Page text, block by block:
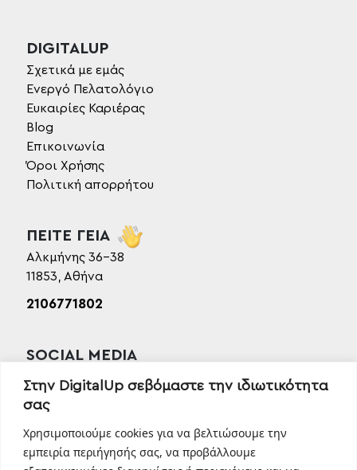
Στην DigitalUp σεβόμαστε την ιδιωτικότητα
σας
Χρησιμοποιούμε cookies για να βελτιώσουμε την
εμπειρία περιήγησής σας, να προβάλλουμε
DIGITALUP
Σχετικά με εμάς
Ενεργό Πελατολόγιο
Ευκαιρίες Καριέρας
Blog
Επικοινωνία
Όροι Χρήσης
Πολιτική απορρήτου
ΠΕΙΤΕ ΓΕΙΑ
Αλκμήνης 36-38
11853, Αθήνα
2106771802
SOCIAL MEDIA
Facebook
Instagram
Linkedin
TikTok
Behance